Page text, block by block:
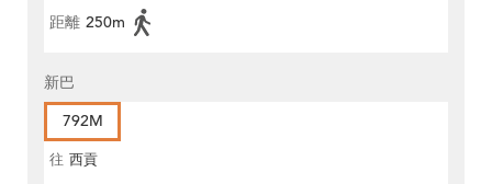
距離 250m
新巴
792M
往 西貢